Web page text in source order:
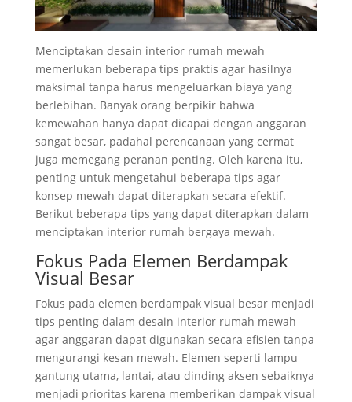
Menciptakan desain interior rumah mewah
memerlukan beberapa tips praktis agar hasilnya
maksimal tanpa harus mengeluarkan biaya yang
berlebihan. Banyak orang berpikir bahwa
kemewahan hanya dapat dicapai dengan anggaran
sangat besar, padahal perencanaan yang cermat
juga memegang peranan penting. Oleh karena itu,
penting untuk mengetahui beberapa tips agar
konsep mewah dapat diterapkan secara efektif.
Berikut beberapa tips yang dapat diterapkan dalam
menciptakan interior rumah bergaya mewah.
Fokus Pada Elemen Berdampak
Visual Besar
Fokus pada elemen berdampak visual besar menjadi
tips penting dalam desain interior rumah mewah
agar anggaran dapat digunakan secara efisien tanpa
mengurangi kesan mewah. Elemen seperti lampu
gantung utama, lantai, atau dinding aksen sebaiknya
menjadi prioritas karena memberikan dampak visual